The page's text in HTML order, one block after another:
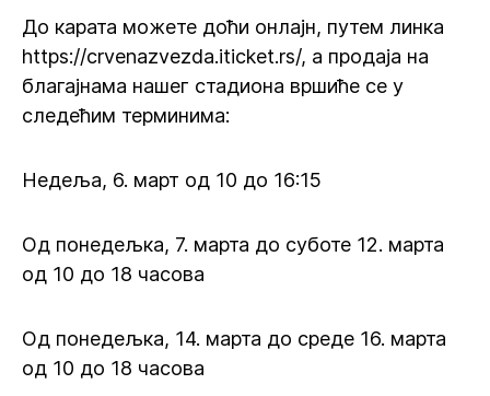
До карата можете доћи онлајн, путем линка
https://crvenazvezda.iticket.rs/, а продаја на
благајнама нашег стадиона вршиће се у
следећим терминима:
Недеља, 6. март од 10 до 16:15
Од понедељка, 7. марта до суботе 12. марта
од 10 до 18 часова
Од понедељка, 14. марта до среде 16. марта
од 10 до 18 часова